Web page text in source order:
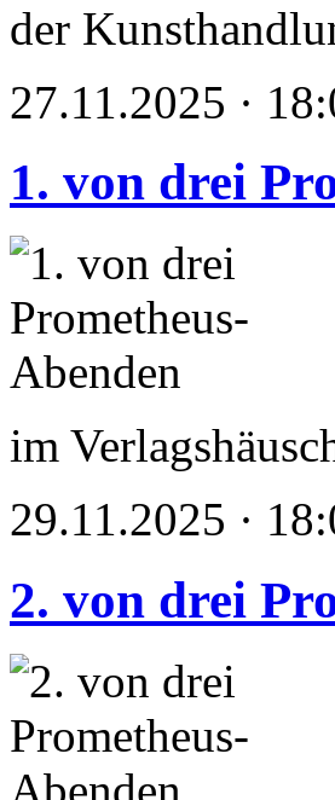
der
27.11.2025 ·
1. von drei
im
29.11.2025 ·
2. von drei